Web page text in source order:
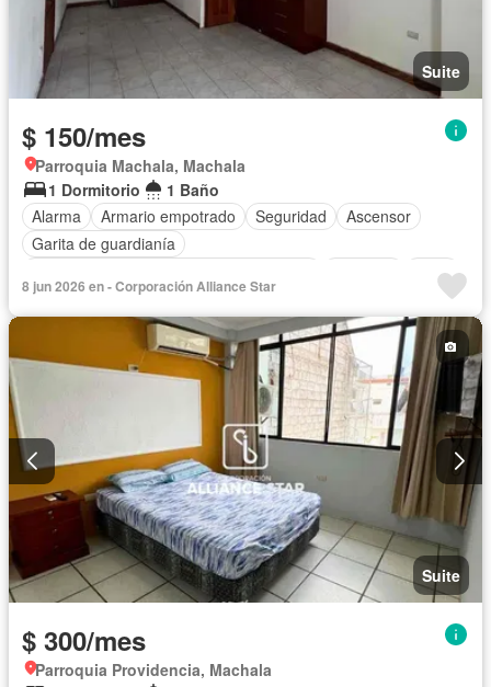
Suite
$ 150/mes
Parroquia Machala, Machala
1 Dormitorio
1 Baño
Alarma
Armario empotrado Seguridad
Ascensor
Garita de guardianía
Agua
Terraza
Cuarto de servicio
Vista panorámica
8 jun 2026 en - Corporación Alliance Star
Suite
$ 300/mes
Parroquia Providencia, Machala